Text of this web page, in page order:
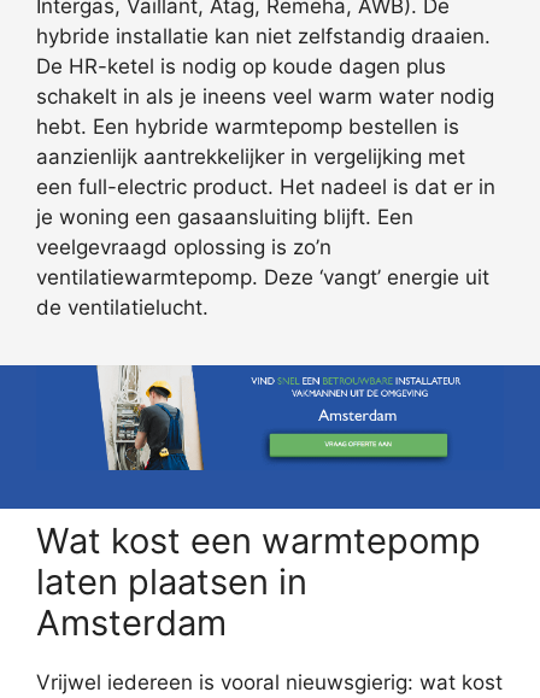
Intergas, Vaillant, Atag, Remeha, AWB). De
hybride installatie kan niet zelfstandig draaien.
De HR-ketel is nodig op koude dagen plus
schakelt in als je ineens veel warm water nodig
hebt. Een hybride warmtepomp bestellen is
aanzienlijk aantrekkelijker in vergelijking met
een full-electric product. Het nadeel is dat er in
je woning een gasaansluiting blijft. Een
veelgevraagd oplossing is zo’n
ventilatiewarmtepomp. Deze ‘vangt’ energie uit
de ventilatielucht.
Wat kost een warmtepomp
laten plaatsen in
Amsterdam
Vrijwel iedereen is vooral nieuwsgierig: wat kost